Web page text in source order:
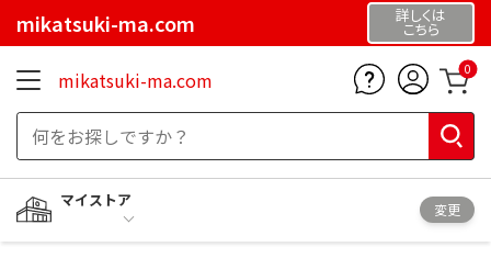
mikatsuki-ma.com 詳しくは
こちら
mikatsuki-ma.com 0
マイストア
変更